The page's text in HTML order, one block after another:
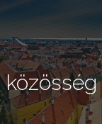
közösség